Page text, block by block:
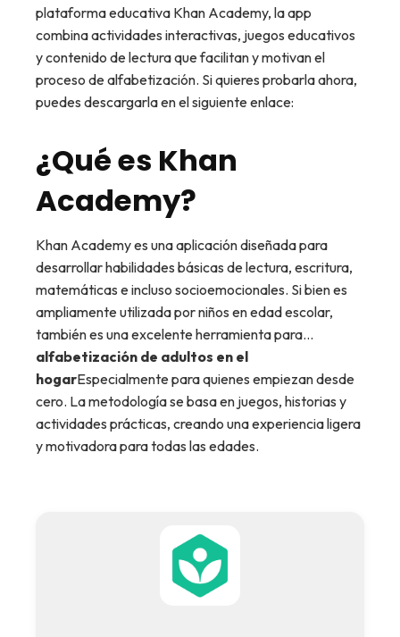
plataforma educativa Khan Academy, la app
combina actividades interactivas, juegos educativos
y contenido de lectura que facilitan y motivan el
proceso de alfabetización. Si quieres probarla ahora,
puedes descargarla en el siguiente enlace:
¿Qué es Khan
Academy?
Khan Academy es una aplicación diseñada para
desarrollar habilidades básicas de lectura, escritura,
matemáticas e incluso socioemocionales. Si bien es
ampliamente utilizada por niños en edad escolar,
también es una excelente herramienta para...
alfabetización de adultos en el
hogarEspecialmente para quienes empiezan desde
cero. La metodología se basa en juegos, historias y
actividades prácticas, creando una experiencia ligera
y motivadora para todas las edades.